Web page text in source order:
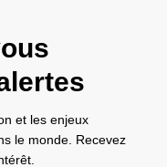
et les enjeux
le monde. Recevez